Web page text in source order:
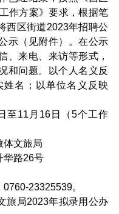
作方案》要求，根据笔
西区街道2023年招聘公
示（见附件）。在公示
、来电、来访等形式，
和问题。以个人名义反
名；以单位名义反映
11月16日（5个工作
文旅局
路26号
23325539。
局2023年拟录用公办